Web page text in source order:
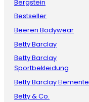
Bergstein
Bestseller
Beeren Bodywear
Betty Barclay
Betty Barclay
Sportbekleidung
Betty Barclay Elemente
Betty & Co.